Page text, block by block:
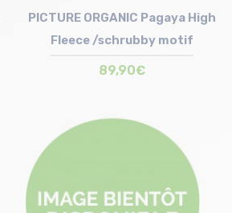
PICTURE ORGANIC Pagaya High
Fleece /schrubby motif
89,90€